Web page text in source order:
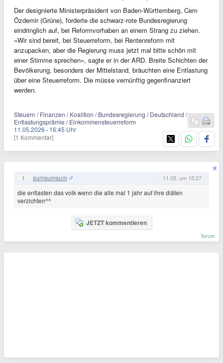
Der designierte Ministerpräsident von Baden-Württemberg, Cem
Özdemir (Grüne), forderte die schwarz-rote Bundesregierung
eindringlich auf, bei Reformvorhaben an einem Strang zu ziehen.
«Wir sind bereit, bei Steuerreform, bei Rentenreform mit
anzupacken, aber die Regierung muss jetzt mal bitte schön mit
einer Stimme sprechen», sagte er in der ARD. Breite Schichten der
Bevölkerung, besonders der Mittelstand, bräuchten eine Entlastung
über eine Steuerreform. Die müsse vernünftig gegenfinanziert
werden.
Steuern / Finanzen / Koalition / Bundesregierung / Deutschland /
Entlastungsprämie / Einkommensteuerreform
11.05.2026 · 16:45 Uhr
[1 Kommentar]
1 sumsumsum 11.05. um 15:27
die entlasten das volk wenn die alle mal 1 jahr auf ihre diäten
verzichten^^
JETZT kommentieren
forum